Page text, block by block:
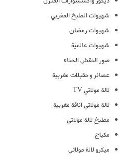
شهيوات الطبخ المغربي
شهيوات رمضان
شهيوات عالمية
صور النقش الحناء
عصائر و مقبلات مغربية
لالة مولاتي TV
لالة مولاتي اناقة مغربية
مطبخ لالة مولاتي
مكياج
ميكرو لالة مولاتي